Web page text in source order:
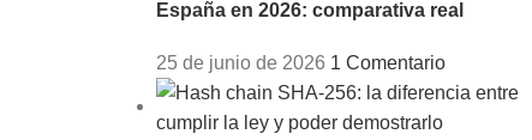
España en 2026: comparativa real
25 de junio de 2026 1 Comentario